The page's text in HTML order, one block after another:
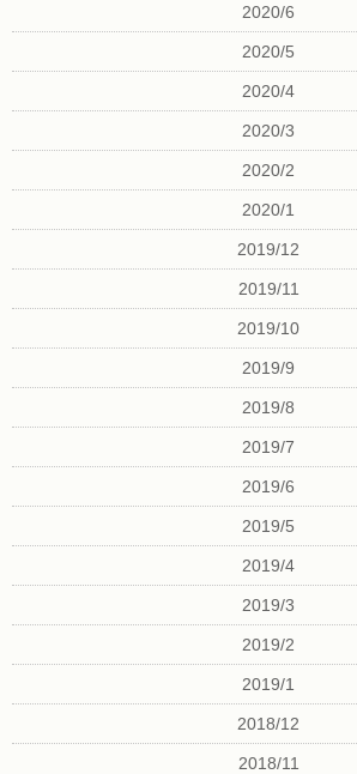
2020/6
2020/5
2020/4
2020/3
2020/2
2020/1
2019/12
2019/11
2019/10
2019/9
2019/8
2019/7
2019/6
2019/5
2019/4
2019/3
2019/2
2019/1
2018/12
2018/11